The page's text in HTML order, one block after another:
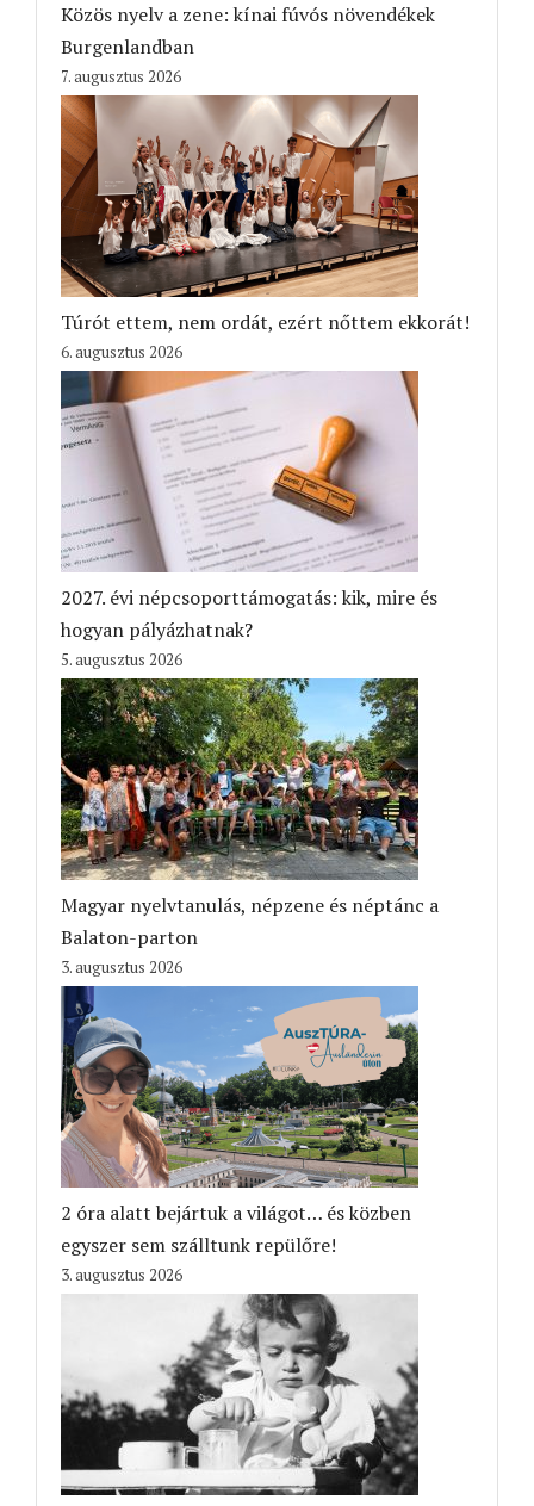
Közös nyelv a zene: kínai fúvós növendékek
Burgenlandban
7. augusztus 2026
Túrót ettem, nem ordát, ezért nőttem ekkorát!
6. augusztus 2026
2027. évi népcsoporttámogatás: kik, mire és
hogyan pályázhatnak?
5. augusztus 2026
Magyar nyelvtanulás, népzene és néptánc a
Balaton-parton
3. augusztus 2026
2 óra alatt bejártuk a világot… és közben
egyszer sem szálltunk repülőre!
3. augusztus 2026